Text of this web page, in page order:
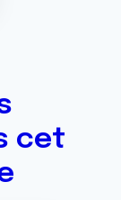
cet